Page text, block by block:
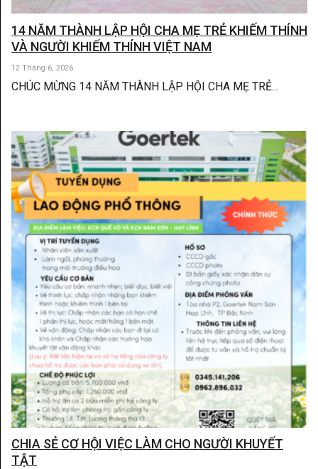
14 NĂM THÀNH LẬP HỘI CHA MẸ TRẺ KHIẾM THÍNH
VÀ NGƯỜI KHIẾM THÍNH VIỆT NAM
12 Tháng 6, 2026
CHÚC MỪNG 14 NĂM THÀNH LẬP HỘI CHA MẸ TRẺ...
CHIA SẺ CƠ HỘI VIỆC LÀM CHO NGƯỜI KHUYẾT
TẬT